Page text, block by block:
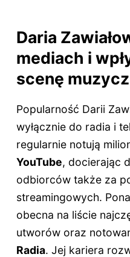
Daria
mediach i
scenę
Popularność Darii
wyłącznie do radia i
regularnie notują
YouTube, docierając
odbiorców także za
streamingowych.
obecna na liście
utworów oraz
Radia. Jej kariera